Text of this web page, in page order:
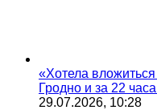
«Хотела
Гродно и за 22
29.07.2026, 10:28